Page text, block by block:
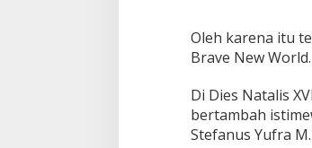
r
P
r
o
d
Oleh karena itu
Brave New World.
Di Dies Natalis
bertambah
Stefanus Yufra M.